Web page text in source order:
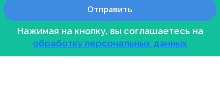
Нажимая на кнопку, вы соглашаетесь на
обработку персональных данных